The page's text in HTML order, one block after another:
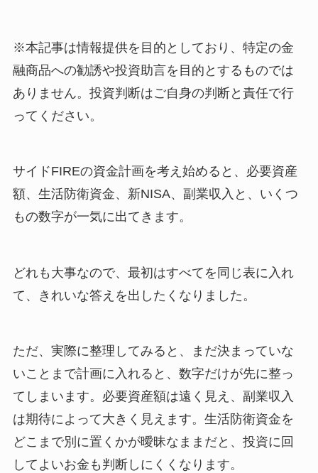
※本記事は情報提供を目的としており、特定の金
融商品への勧誘や投資助言を目的とするものでは
ありません。投資判断はご自身の判断と責任で行
ってください。
サイドFIREの資金計画を考え始めると、必要資産
額、生活防衛資金、新NISA、副業収入と、いくつ
もの数字が一気に出てきます。
どれも大事なので、最初はすべてを同じ表に入れ
て、きれいな答えを出したくなりました。
ただ、実際に整理してみると、まだ決まっていな
いことまで計画に入れると、数字だけが先に整っ
てしまいます。必要資産額は遠く見え、副業収入
は期待によって大きく見えます。生活防衛資金を
どこまで別に置くかが曖昧なままだと、投資に回
してよいお金も判断しにくくなります。